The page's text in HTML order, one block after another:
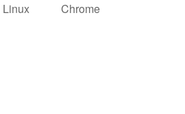
Linux Chrome